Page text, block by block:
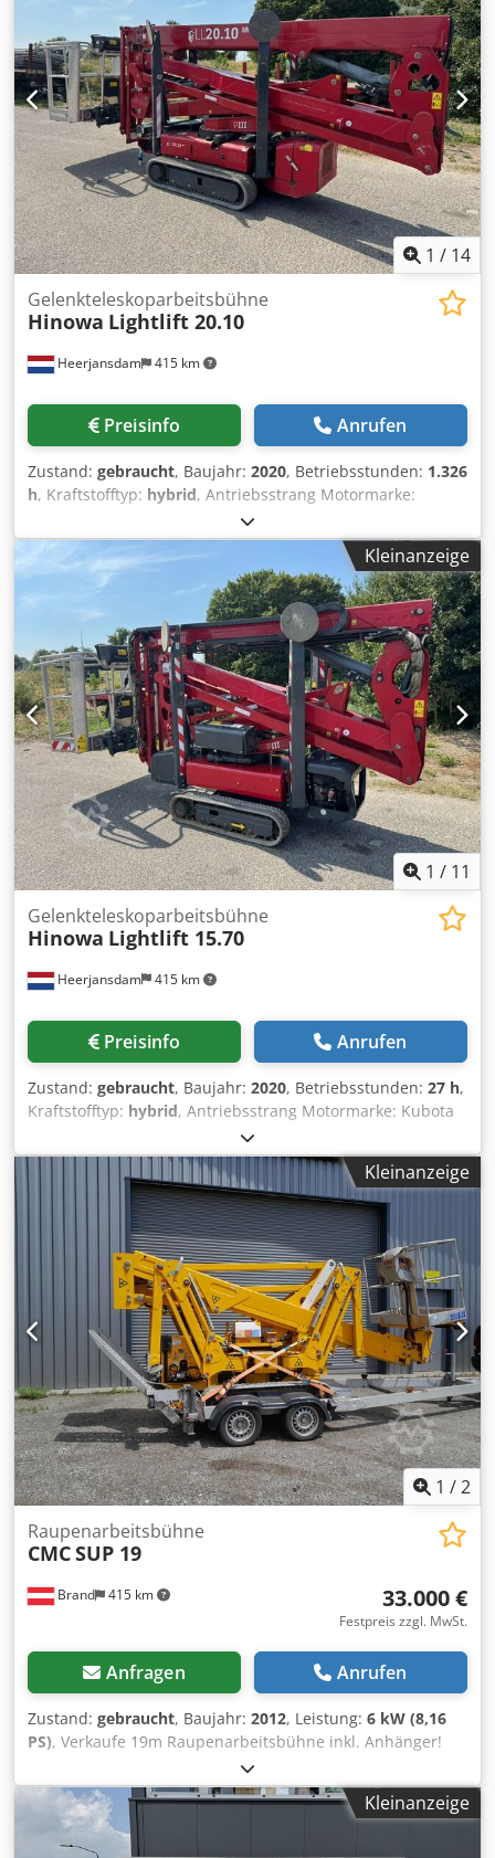
Lieferbedingungen: EXW Max. horizontale Reichweite: 1400
m Produktionsland: IT Weitere Informationen Wenden Sie
sich an Vink Machinery, um weitere Informationen zu
erhalten. Hinowa Lightlift 26.14 IIIS * 2018 * Diesel und 230
Volt * 1777 Betriebsstunden * 26 Meter Arbeitshöhe * 14
Meter horizontale Reichweite * Verstellbare Ketten *
Fernbedienung * Verstellbare Abstützungen *
Abstützmaschine * ​​4365 kg Eigengewicht
1 / 14
Heerjansdam 415 km
Gelenkteleskoparbeitsbühne
Hinowa Lightlift 20.10
Preisinfo Anrufen
Zustand: gebraucht, Baujahr: 2020, Betriebsstunden: 1.326
h, Kraftstofftyp: hybrid, Antriebsstrang Motormarke:
Kubota Gewichte Leergewicht: 2.850 kg Funktionell Mast:
Knickarm Hubkapazität: 230 kg Arbeitshöhe: 2.000 cm
Weitere Informationen Emissionsniveau: Stage V / Tier V
Lieferbedingungen: EXW Max. horizontale Reichweite: 1000
m Max. Armausschlag in Grad: 360 Max. Ausschlag der
Arbeitsbühne in Grad: 180 Produktionsland: IT Weitere
Informationen Wenden Sie sich an Martyn Joosse, um
weitere Informationen zu erhalten. Djdpfjzrrx Tox Amhsck
Kleinanzeige
1 / 11
Heerjansdam 415 km
Gelenkteleskoparbeitsbühne
Hinowa Lightlift 15.70
Preisinfo Anrufen
Zustand: gebraucht, Baujahr: 2020, Betriebsstunden: 27 h,
Kraftstofftyp: hybrid, Antriebsstrang Motormarke: Kubota
Gewichte Leergewicht: 1.900 kg Funktionell Mast: Knickarm
Hubkapazität: 230 kg Arbeitshöhe: 1.500 cm CE-
Kennzeichnung: ja Verlauf Zahl der Eigentümer: 1 Zustand
Allgemeiner Zustand: durchschnittlich Technischer
Zustand: durchschnittlich Optischer Zustand:
durchschnittlich Weitere Informationen Zustand der
Bereifung vorne: 60 Zustand der Bereifung hinten: 60
Dedpezrrx Hsfx Amhjck Emissionsniveau: Stage V / Tier V
Lieferbedingungen: EXW Max. Armausschlag in Grad: 360
Max. Ausschlag der Arbeitsbühne in Grad: 180 Letzte
Inspektion: 2026-08-04 Produktionsland: IT Weitere
Informationen Wenden Sie sich an Martyn Joosse, um
weitere Informationen zu erhalten.
Kleinanzeige
1 /2
Brand 415 km
Raupenarbeitsbühne
CMCSUP 19
33.000 €
Festpreis zzgl. MwSt.
Anfragen Anrufen
Zustand: gebraucht, Baujahr: 2012, Leistung: 6 kW (8,16
PS), Verkaufe 19m Raupenarbeitsbühne inkl. Anhänger!
Raupe ist eine CMC SUP19 19m Arbeitshöhe & bis zu 11m
seitliche Reichweite! Diesel & 230V Neue Batterie
Dcsdezdazuopfx Amhsk Bj. 2012 Inklusive Tima
Leichtbauanhänger! Bilder folgen! Eintausch von
Kleinanzeige